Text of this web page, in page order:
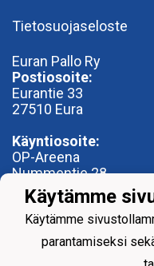
Tietosuojaseloste
Euran Pallo Ry
Postiosoite:
Eurantie 33
27510 Eura
Käyntiosoite:
OP-Areena
Nummentie 28
27500 Kauttua
toimisto@euranpallo.fi
Käytämme
Käytämme
parantamiseksi